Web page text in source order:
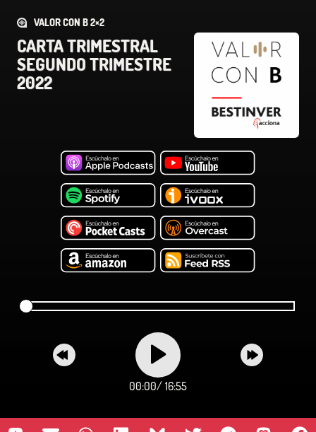
VALOR CON B 2×2
CARTA TRIMESTRAL
SEGUNDO TRIMESTRE
2022
00:00/ 16:55